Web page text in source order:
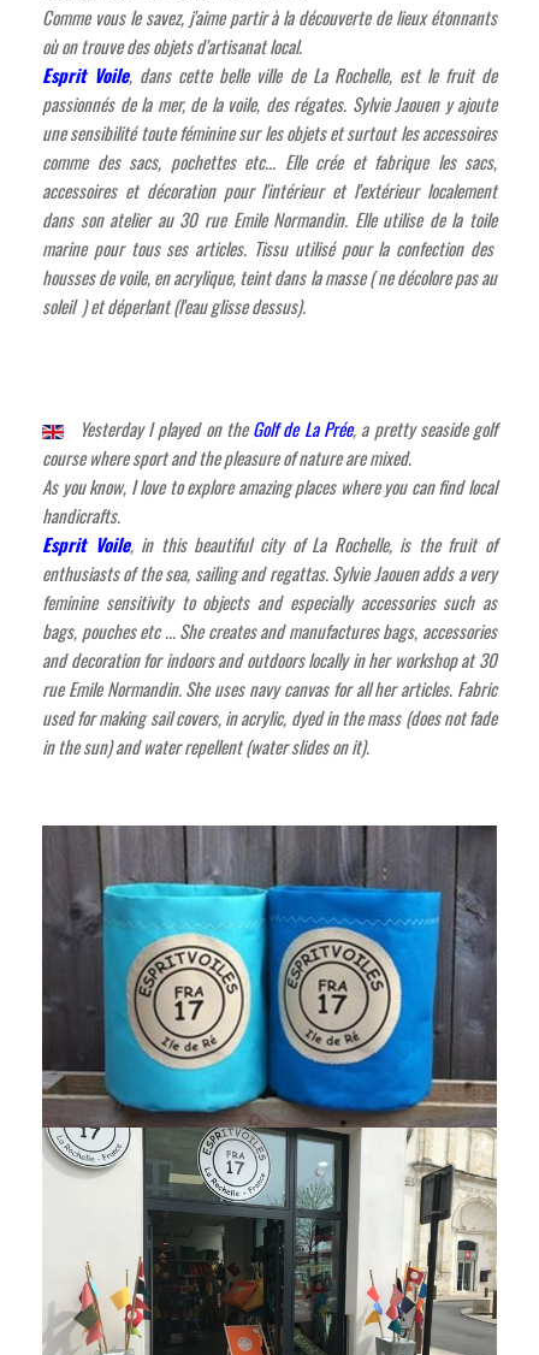
Comme vous le savez, j'aime partir à la découverte de lieux étonnants
où on trouve des objets d'artisanat local.
Esprit Voile, dans cette belle ville de La Rochelle, est le fruit de
passionnés de la mer, de la voile, des régates. Sylvie Jaouen y ajoute
une sensibilité toute féminine sur les objets et surtout les accessoires
comme des sacs, pochettes etc... Elle crée et fabrique les sacs,
accessoires et décoration pour l'intérieur et l'extérieur localement
dans son atelier au 30 rue Emile Normandin. Elle utilise de la toile
marine pour tous ses articles. Tissu utilisé pour la confection des
housses de voile, en acrylique, teint dans la masse ( ne décolore pas au
soleil ) et déperlant (l'eau glisse dessus).
Yesterday I played on theGolf de La Prée, a pretty seaside golf
course where sport and the pleasure of nature are mixed.
As you know, I love to explore amazing places where you can find local
handicrafts.
Esprit Voile, in this beautiful city of La Rochelle, is the fruit of
enthusiasts of the sea, sailing and regattas. Sylvie Jaouen adds a very
feminine sensitivity to objects and especially accessories such as
bags, pouches etc ... She creates and manufactures bags, accessories
and decoration for indoors and outdoors locally in her workshop at 30
rue Emile Normandin. She uses navy canvas for all her articles. Fabric
used for making sail covers, in acrylic, dyed in the mass (does not fade
in the sun) and water repellent (water slides on it).